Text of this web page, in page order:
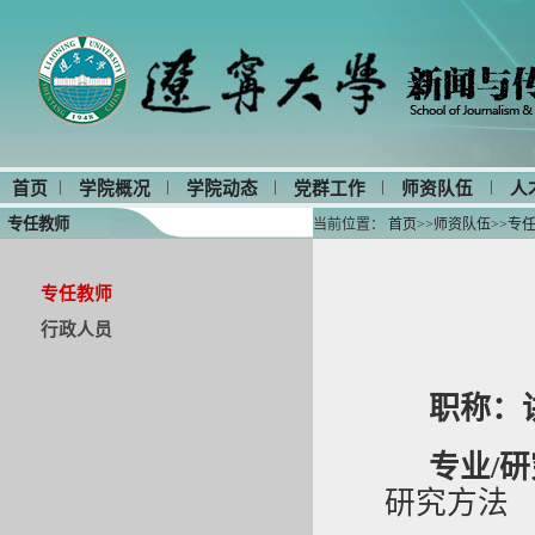
首页 | 学院概况 | 学院动态 | 党群工作 | 师资队伍 | 人
专任教师 当前位置： 首页>>师资队伍>>专
专任教师
行政人员
职称：
专业/
研究方法